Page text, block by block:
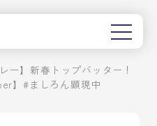
ー】新春トップバッター！
】#ましろん顕現中